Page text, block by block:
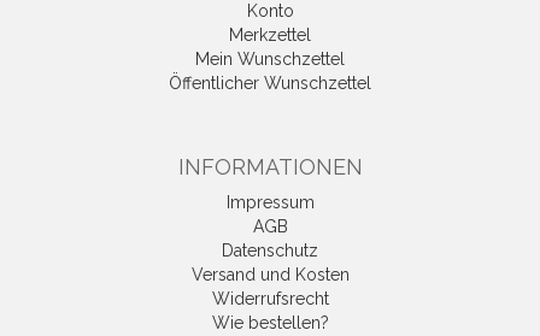
Konto
Merkzettel
Mein Wunschzettel
Öffentlicher Wunschzettel
INFORMATIONEN
Impressum
AGB
Datenschutz
Versand und Kosten
Widerrufsrecht
Wie bestellen?